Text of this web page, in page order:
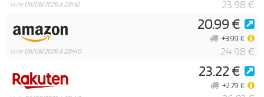
Vu le06/08/2026 à 22h32 23.98 €
Vu le06/08/2026 à 22h40
20.99 €
24.98 €
+3.99 €
23.22 €
+2.79 €